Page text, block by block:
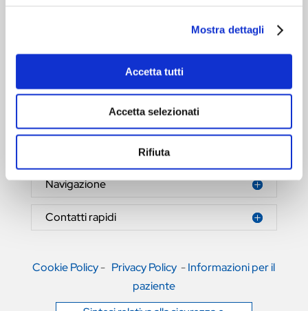
Mostra dettagli
Accetta tutti
Accetta selezionati
Rifiuta
HERNIAMESH® S.r.l.
Area riservata
Navigazione
Contatti rapidi
Cookie Policy- Privacy Policy -Informazioni per il
paziente